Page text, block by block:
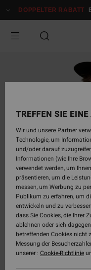
zur
springen
DOPPELTER RABATT
TREFFEN SIE
Wir und unsere Partner
Technologie, um
und/oder darauf
Informationen (wie Ihre
verwendet werden, um
präsentieren, um die
messen, um Werbung zu
Publikum zu erfahren, um
entwickeln und zu
dass Sie Cookies, die Ihrer
ablehnen oder sich
betreffenden Cookies nicht
Messung der
unserer : Cookie-Richtlinie